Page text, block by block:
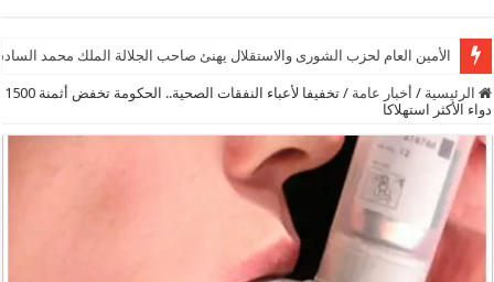
الأمين العام لحزب الشورى والاستقلال يهنئ صاحب الجلالة الملك محمد
الرئيسية / أخبار عامة /
تخفيفا لأعباء النفقات الصحية.. الحكومة تخفض أثمنة 1500
دواء الأكثر استهلاكا